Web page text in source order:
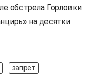
обстрела Горловки
на десятки
запрет